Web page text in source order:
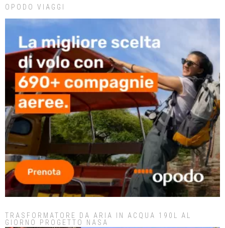
OPODO VIAGGI
TRASFORMATORE DA ARIA IN ACQUA 190L AL
GIORNO PROGETTO NASA